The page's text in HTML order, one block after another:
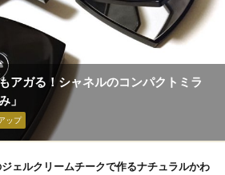
アガる！シャネルのコンパクトミラ
」
ップ
ェルクリームチークで作るナチュラルかわ